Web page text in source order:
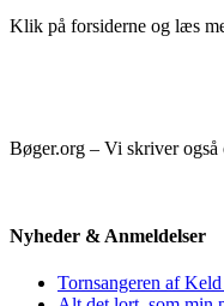
Klik på forsiderne og læs
Bøger.org – Vi skriver også
Nyheder & Anmeldelser
Tornsangeren af